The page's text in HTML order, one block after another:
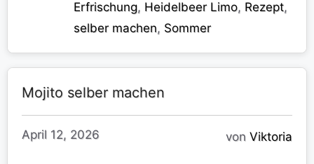
Erfrischung, Heidelbeer Limo, Rezept,
selber machen, Sommer
Mojito selber machen
April 12, 2026 von Viktoria